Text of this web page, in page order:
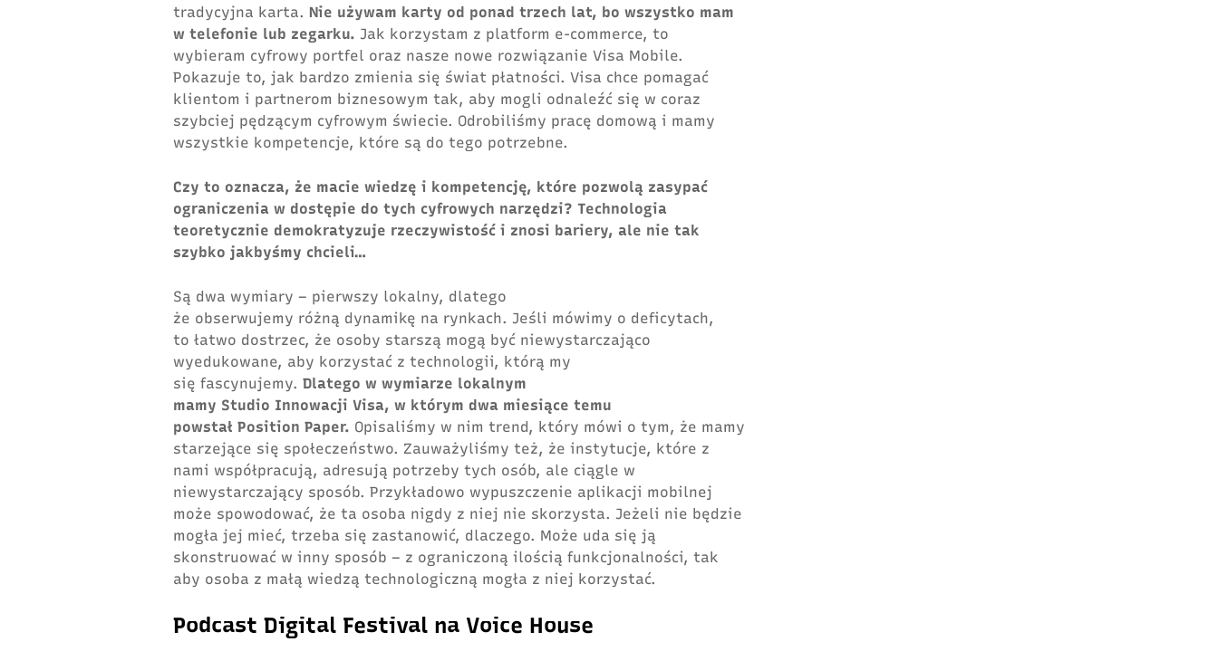
tradycyjna karta. Nie używam karty od ponad trzech lat, bo wszystko mam
w telefonie lub zegarku. Jak korzystam z platform e-commerce, to
wybieram cyfrowy portfel oraz nasze nowe rozwiązanie Visa Mobile.
Pokazuje to, jak bardzo zmienia się świat płatności. Visa chce pomagać
klientom i partnerom biznesowym tak, aby mogli odnaleźć się w coraz
szybciej pędzącym cyfrowym świecie. Odrobiliśmy pracę domową i mamy
wszystkie kompetencje, które są do tego potrzebne.
Czy to oznacza, że macie wiedzę i kompetencję, które pozwolą zasypać
ograniczenia w dostępie do tych cyfrowych narzędzi? Technologia
teoretycznie demokratyzuje rzeczywistość i znosi bariery, ale nie tak
szybko jakbyśmy chcieli…
Są dwa wymiary – pierwszy lokalny, dlatego
że obserwujemy różną dynamikę na rynkach. Jeśli mówimy o deficytach,
to łatwo dostrzec, że osoby starszą mogą być niewystarczająco
wyedukowane, aby korzystać z technologii, którą my
się fascynujemy. Dlatego w wymiarze lokalnym
mamy Studio Innowacji Visa, w którym dwa miesiące temu
powstał Position Paper. Opisaliśmy w nim trend, który mówi o tym, że mamy
starzejące się społeczeństwo. Zauważyliśmy też, że instytucje, które z
nami współpracują, adresują potrzeby tych osób, ale ciągle w
niewystarczający sposób. Przykładowo wypuszczenie aplikacji mobilnej
może spowodować, że ta osoba nigdy z niej nie skorzysta. Jeżeli nie będzie
mogła jej mieć, trzeba się zastanowić, dlaczego. Może uda się ją
skonstruować w inny sposób – z ograniczoną ilością funkcjonalności, tak
aby osoba z małą wiedzą technologiczną mogła z niej korzystać.
Podcast Digital Festival na Voice House